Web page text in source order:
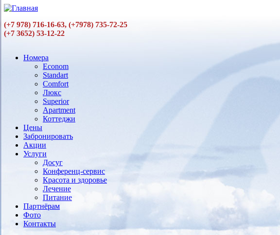
Перейти к основному содержанию
(+7 978) 716-16-63, (+7978) 735-72-25
(+7 3652) 53-12-22
Main menu
Номера
Econom
Standart
Comfort
Люкс
Superior
Аpartment
Коттеджи
Цены
Забронировать
Акции
Услуги
Досуг
Конференц-сервис
Красота и здоровье
Лечение
Питание
Партнёрам
Фото
Контакты